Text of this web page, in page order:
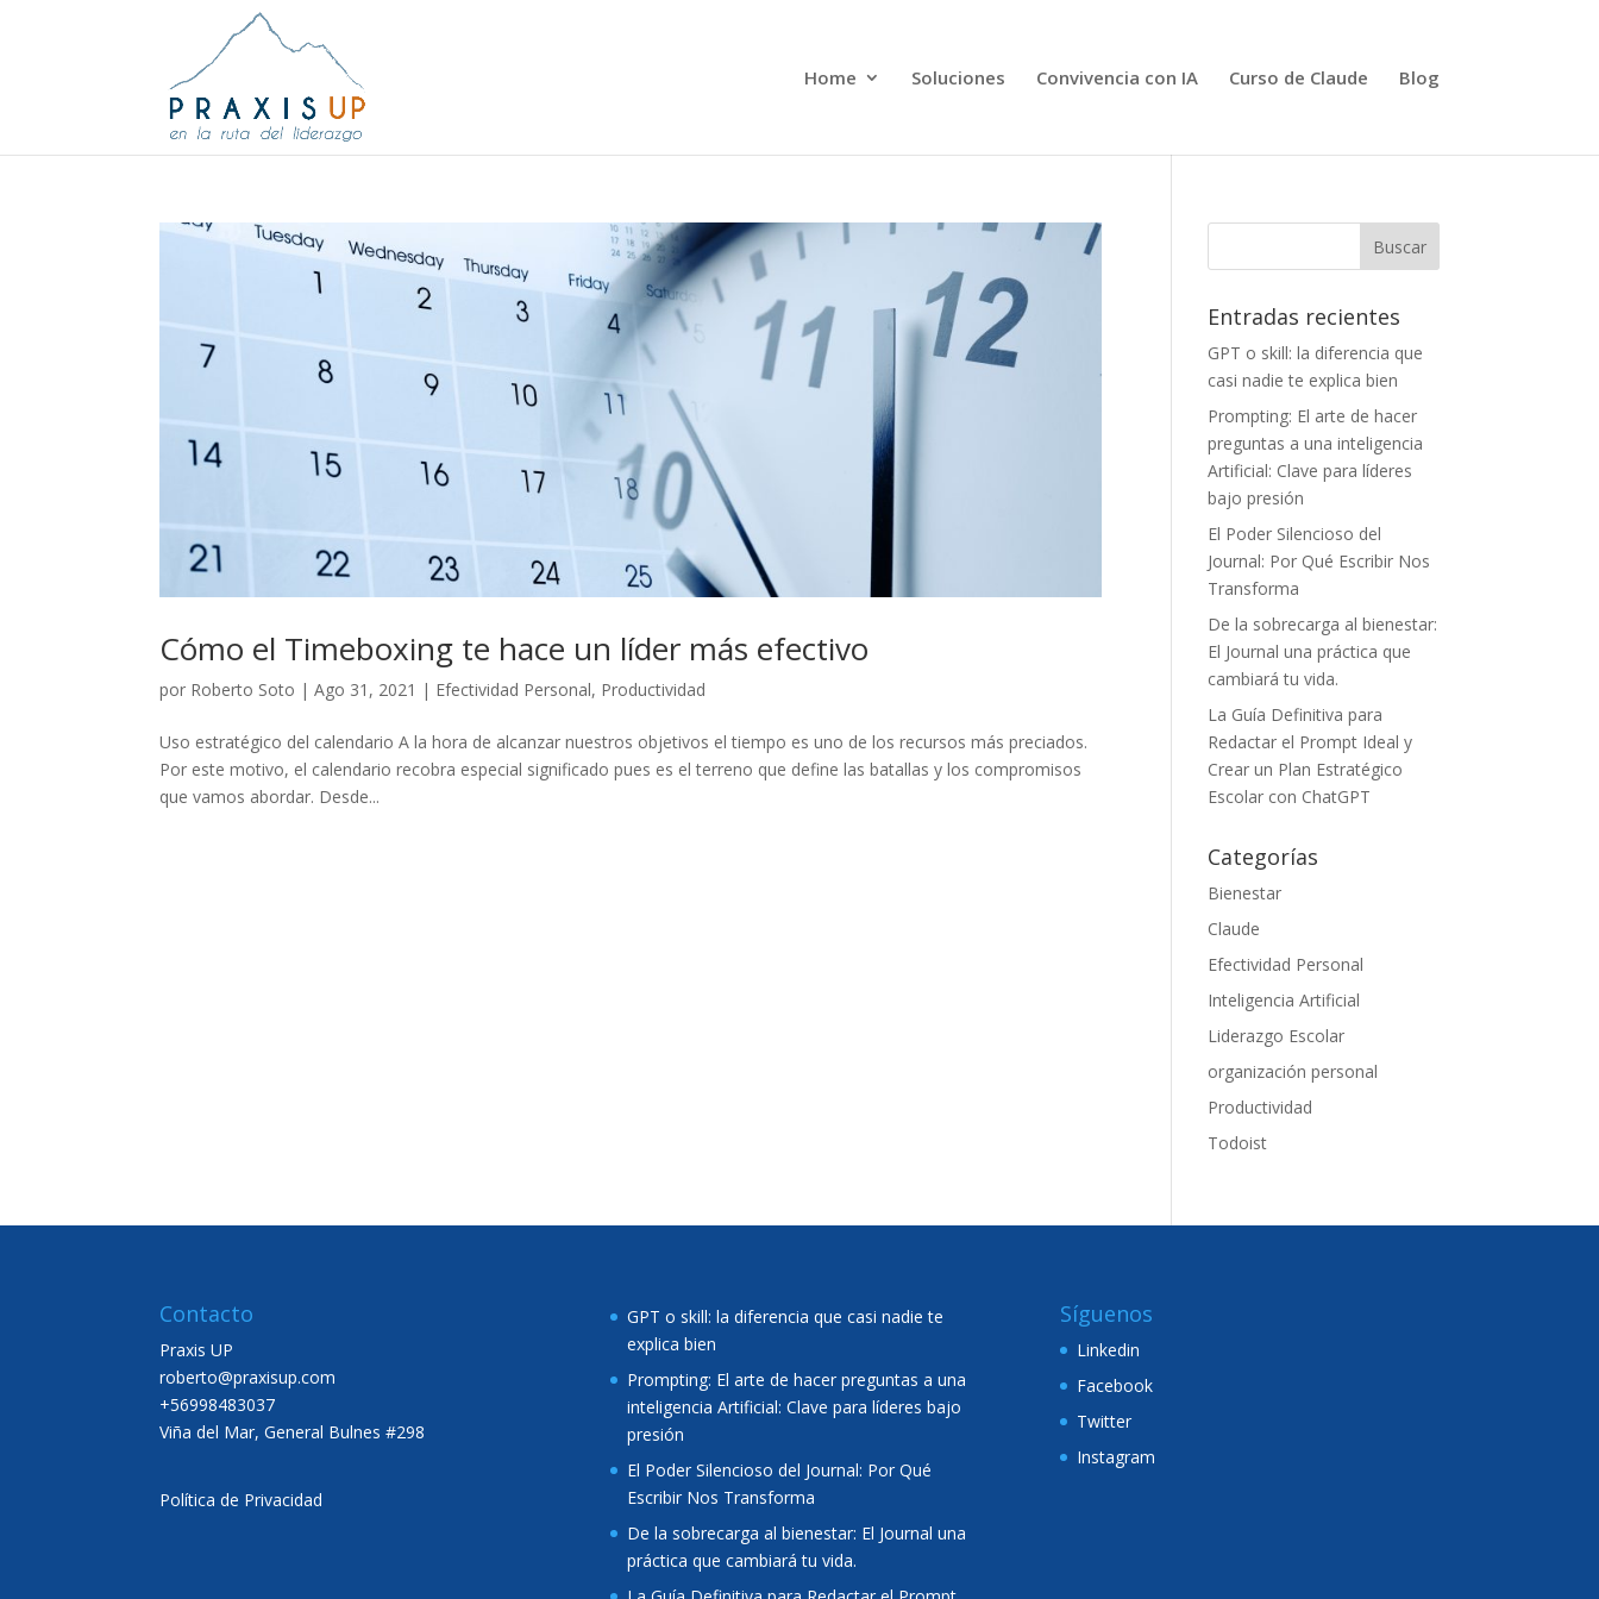
Home Soluciones Convivencia con IA Curso de Claude Blog
Cómo el Timeboxing te hace un líder más efectivo
por Roberto Soto |Ago 31, 2021 | Efectividad Personal, Productividad
Uso estratégico del calendario A la hora de alcanzar nuestros objetivos el tiempo es uno de los recursos más preciados.
Por este motivo, el calendario recobra especial significado pues es el terreno que define las batallas y los compromisos
que vamos abordar. Desde...
Entradas recientes
GPT o skill: la diferencia que
casi nadie te explica bien
Prompting: El arte de hacer
preguntas a una inteligencia
Artificial: Clave para líderes
bajo presión
El Poder Silencioso del
Journal: Por Qué Escribir Nos
Transforma
De la sobrecarga al bienestar:
El Journal una práctica que
cambiará tu vida.
La Guía Definitiva para
Redactar el Prompt Ideal y
Crear un Plan Estratégico
Escolar con ChatGPT
Categorías
Bienestar
Claude
Efectividad Personal
Inteligencia Artificial
Liderazgo Escolar
organización personal
Productividad
Todoist
Contacto
Praxis UP
roberto@praxisup.com
+56998483037
Viña del Mar, General Bulnes #298
Política de Privacidad
GPT o skill: la diferencia que casi nadie te
explica bien
Prompting: El arte de hacer preguntas a una
inteligencia Artificial: Clave para líderes bajo
presión
El Poder Silencioso del Journal: Por Qué
Escribir Nos Transforma
De la sobrecarga al bienestar: El Journal una
práctica que cambiará tu vida.
Síguenos
Linkedin
Facebook
Twitter
Instagram